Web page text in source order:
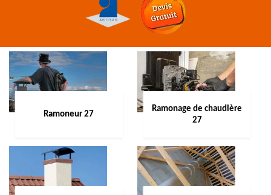
Ramoneur 27
Ramonage de chaudière
27